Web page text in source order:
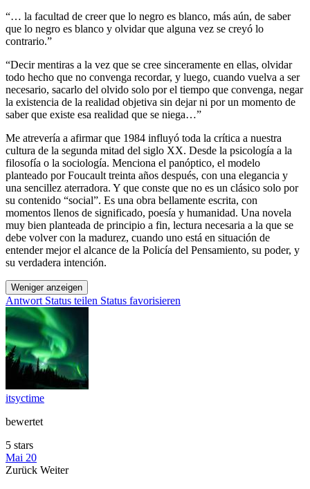
“… la facultad de creer que lo negro es blanco, más aún, de saber
que lo negro es blanco y olvidar que alguna vez se creyó lo
contrario.”
“Decir mentiras a la vez que se cree sinceramente en ellas, olvidar
todo hecho que no convenga recordar, y luego, cuando vuelva a ser
necesario, sacarlo del olvido solo por el tiempo que convenga, negar
la existencia de la realidad objetiva sin dejar ni por un momento de
saber que existe esa realidad que se niega…”
Me atrevería a afirmar que 1984 influyó toda la crítica a nuestra
cultura de la segunda mitad del siglo XX. Desde la psicología a la
filosofía o la sociología. Menciona el panóptico, el modelo
planteado por Foucault treinta años después, con una elegancia y
una sencillez aterradora. Y que conste que no es un clásico solo por
su contenido “social”. Es una obra bellamente escrita, con
momentos llenos de significado, poesía y humanidad. Una novela
muy bien planteada de principio a fin, lectura necesaria a la que se
debe volver con la madurez, cuando uno está en situación de
entender mejor el alcance de la Policía del Pensamiento, su poder, y
su verdadera intención.
Weniger anzeigen
Antwort Status teilen Status favorisieren
itsyctime
bewertet
5 stars
Mai 20
Zurück Weiter